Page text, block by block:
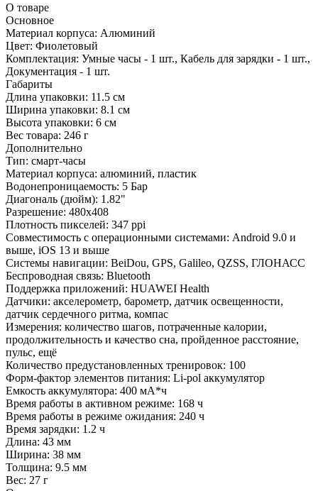
О товаре
Основное
Материал корпуса: Алюминий
Цвет: Фиолетовый
Комплектация: Умные часы - 1 шт., Кабель для зарядки - 1 шт.,
Документация - 1 шт.
Габариты
Длина упаковки: 11.5 см
Ширина упаковки: 8.1 см
Высота упаковки: 6 см
Вес товара: 246 г
Дополнительно
Тип: смарт-часы
Материал корпуса: алюминий, пластик
Водонепроницаемость: 5 Бар
Диагональ (дюйм): 1.82"
Разрешение: 480x408
Плотность пикселей: 347 ppi
Совместимость с операционными системами: Android 9.0 и
выше, iOS 13 и выше
Системы навигации: BeiDou, GPS, Galileo, QZSS, ГЛОНАСС
Беспроводная связь: Bluetooth
Поддержка приложений: HUAWEI Health
Датчики: акселерометр, барометр, датчик освещенности,
датчик сердечного ритма, компас
Измерения: количество шагов, потраченные калории,
продолжительность и качество сна, пройденное расстояние,
пульс, ещё
Количество предустановленных тренировок: 100
Форм-фактор элементов питания: Li-pol аккумулятор
Емкость аккумулятора: 400 мА*ч
Время работы в активном режиме: 168 ч
Время работы в режиме ожидания: 240 ч
Время зарядки: 1.2 ч
Длина: 43 мм
Ширина: 38 мм
Толщина: 9.5 мм
Вес: 27 г